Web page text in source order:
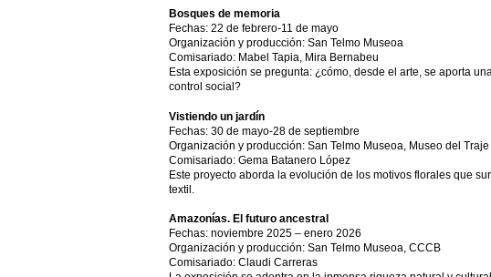
Bosques de memoria
Fechas: 22 de febrero-11 de mayo
Organización y producción: San Telmo Museoa
Comisariado: Mabel Tapia, Mira Bernabeu
Esta exposición se pregunta: ¿cómo, desde el arte, se aporta
control social?
Vistiendo un jardín
Fechas: 30 de mayo-28 de septiembre
Organización y producción: San Telmo Museoa, Museo del Traje
Comisariado: Gema Batanero López
Este proyecto aborda la evolución de los motivos florales que
textil.
Amazonías. El futuro ancestral
Fechas: noviembre 2025 – enero 2026
Organización y producción: San Telmo Museoa, CCCB
Comisariado: Claudi Carreras